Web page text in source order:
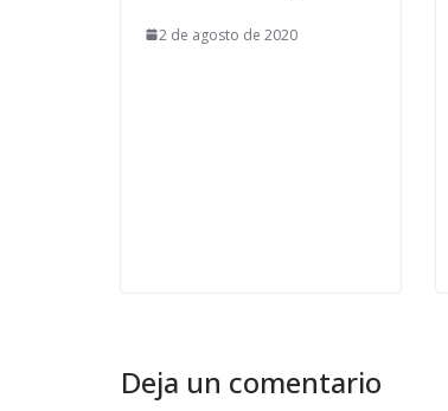
2 de agosto de 2020
Deja un comentario